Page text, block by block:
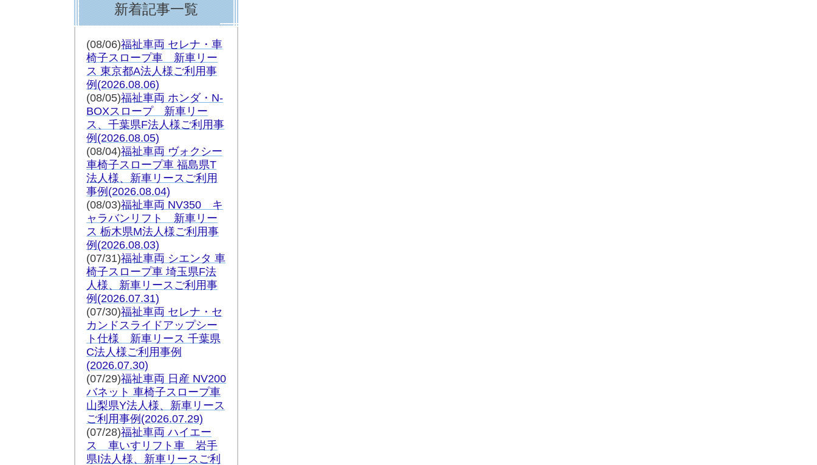
新着記事一覧
(08/06)福祉車両 セレナ・車
椅子スロープ車 新車リー
ス 東京都A法人様ご利用事
例 (2026.08.06)
(08/05)福祉車両 ホンダ・N-
BOXスロープ 新車リー
ス、千葉県F法人様ご利用事
例 (2026.08.05)
(08/04)福祉車両 ヴォクシー
車椅子スロープ車 福島県T
法人様、新車リースご利用
事例(2026.08.04)
(08/03)福祉車両 NV350 キ
ャラバンリフト 新車リー
ス 栃木県M法人様ご利用事
例 (2026.08.03)
(07/31)福祉車両 シエンタ 車
椅子スロープ車 埼玉県F法
人様、新車リースご利用事
例(2026.07.31)
(07/30)福祉車両 セレナ・セ
カンドスライドアップシー
ト仕様 新車リース 千葉県
C法人様ご利用事例
(2026.07.30)
(07/29)福祉車両 日産 NV200
バネット 車椅子スロープ車
山梨県Y法人様、新車リース
ご利用事例(2026.07.29)
(07/28)福祉車両 ハイエー
ス 車いすリフト車 岩手
県I法人様、新車リースご利